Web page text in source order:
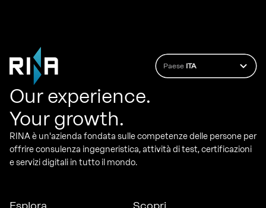
Paese ITA
Our experience.
Your growth.
RINA è un'azienda fondata sulle competenze delle persone per
offrire consulenza ingegneristica, attività di test, certificazioni
e servizi digitali in tutto il mondo.